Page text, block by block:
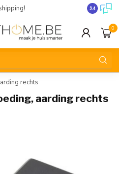
9.4
0
rechts
aarding rechts